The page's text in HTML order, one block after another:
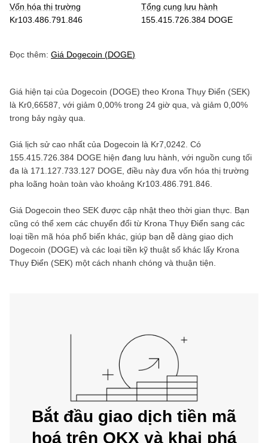
Vốn hóa thị trường
Kr103.486.791.846
Tổng cung lưu hành
155.415.726.384 DOGE
Đọc thêm: Giá Dogecoin (DOGE)
Giá hiện tại của Dogecoin (DOGE) theo Krona Thụy Điển (SEK)
là Kr0,66587 , với giảm 0,00% trong 24 giờ qua, và giảm 0,00%
trong bảy ngày qua.
Giá lịch sử cao nhất của Dogecoin là Kr7,0242 . Có
155.415.726.384 DOGE hiện đang lưu hành, với nguồn cung tối
đa là 171.127.733.127 DOGE , điều này đưa vốn hóa thị trường
pha loãng hoàn toàn vào khoảng Kr103.486.791.846
Giá Dogecoin theo SEK được cập nhật theo thời gian thực. Bạn
cũng có thể xem các chuyển đổi từ Krona Thụy Điển sang các
loại tiền mã hóa phổ biến khác, giúp bạn dễ dàng giao dịch
Dogecoin (DOGE) và các loại tiền kỹ thuật số khác lấy Krona
Thụy Điển (SEK) một cách nhanh chóng và thuận tiện.
Bắt đầu giao dịch tiền mã
hoá trên OKX và khai phá